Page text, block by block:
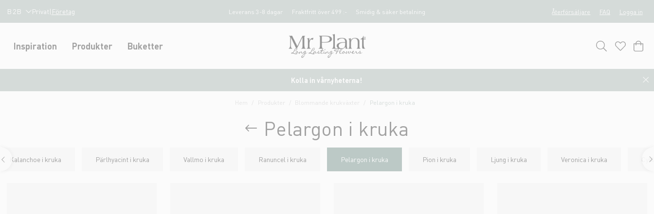
B2B Privat| Företag Leverans 3-8 dagar Fraktfritt över 499 :- Smidig & säker betalning Återförsäljare FAQ Logga in
Inspiration Produkter Buketter
Kolla in vårnyheterna!
Hem Produkter Blommande krukväxter Pelargon i kruka
Pelargon i kruka
Kalanchoe i kruka Pärlhyacint i kruka Vallmo i kruka Ranuncel i kruka Pelargon i kruka Pion i kruka Ljung i kruka Veronica i kruka